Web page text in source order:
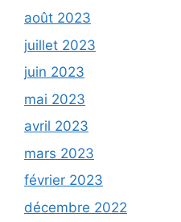
août 2023
juillet 2023
juin 2023
mai 2023
avril 2023
mars 2023
février 2023
décembre 2022